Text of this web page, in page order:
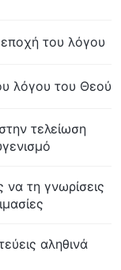
εποχή του λόγου
λόγου του Θεού
τελείωση
τη γνωρίσεις
αληθινά